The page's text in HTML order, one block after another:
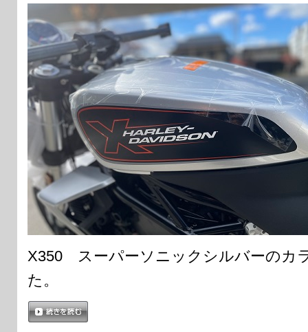
X350 スーパーソニックシルバーのカ
た。